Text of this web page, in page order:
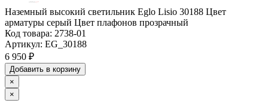
Наземный высокий светильник Eglo Lisio 30188 Цвет
арматуры серый Цвет плафонов прозрачный
Код товара: 2738-01
Артикул: EG_30188
6 950 ₽
Добавить в корзину
×
×